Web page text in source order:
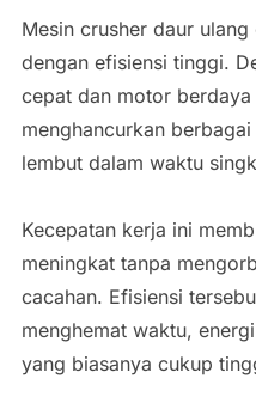
Mesin crusher daur
dengan efisiensi tinggi.
cepat dan motor
menghancurkan
lembut dalam waktu
Kecepatan kerja ini
meningkat tanpa
cacahan. Efisiensi
menghemat waktu,
yang biasanya cukup